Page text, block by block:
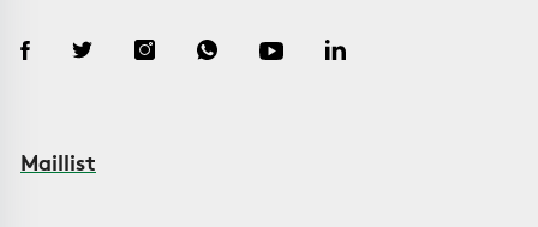
Maillist